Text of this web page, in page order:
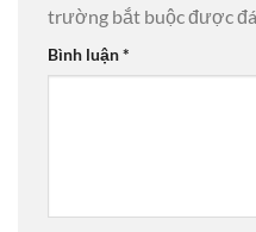
trường bắt buộc được
Bình luận*